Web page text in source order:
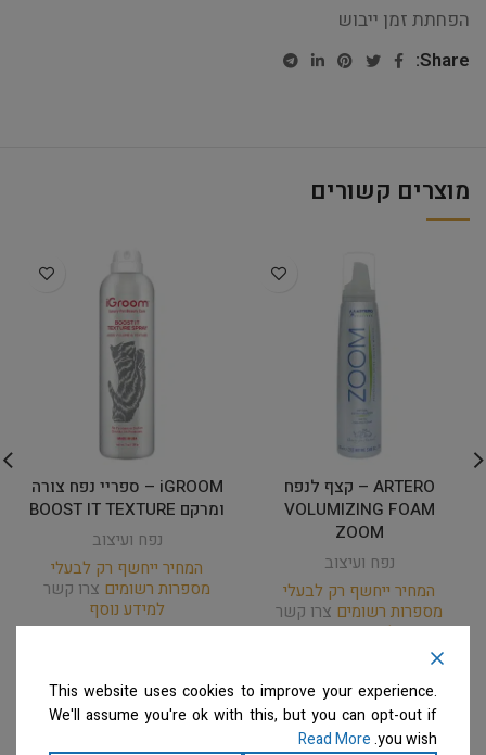
הפחתת זמן ייבוש
Share:
מוצרים קשורים
ARTERO – קצף לנפח
VOLUMIZING FOAM
ZOOM
נפח ועיצוב
המחיר ייחשף רק לבעלי
מספרות רשומים צרו קשר
למידע נוסף
iGROOM – ספריי נפח צורה
ומרקם BOOST IT TEXTURE
נפח ועיצוב
המחיר ייחשף רק לבעלי
מספרות רשומים צרו קשר
למידע נוסף
This website uses cookies to improve your experience.
We'll assume you're ok with this, but you can opt-out if
you wish.
Read More